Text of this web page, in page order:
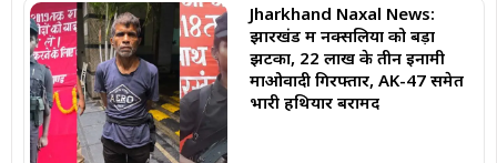
Jharkhand Naxal News:
झारखंड में नक्सलियों को बड़ा
झटका, 22 लाख के तीन इनामी
माओवादी गिरफ्तार, AK-47 समेत
भारी हथियार बरामद